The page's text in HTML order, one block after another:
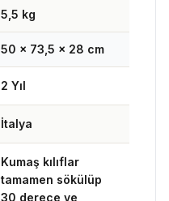
5,5 kg
50 × 73,5 × 28 cm
2 Yıl
İtalya
Kumaş kılıflar
tamamen sökülüp
30 derece ve